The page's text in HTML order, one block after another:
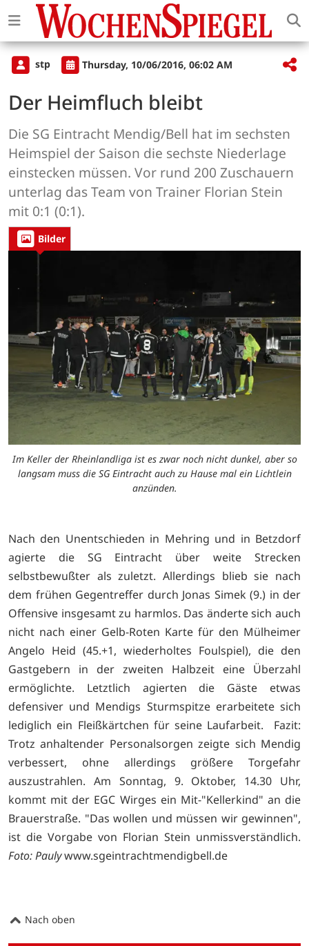
stp Thursday, 10/06/2016, 06:02 AM
Der Heimfluch bleibt
Die SG Eintracht Mendig/Bell hat im sechsten
Heimspiel der Saison die sechste Niederlage
einstecken müssen. Vor rund 200 Zuschauern
unterlag das Team von Trainer Florian Stein
mit 0:1 (0:1).
Bilder
Im Keller der Rheinlandliga ist es zwar noch nicht dunkel, aber so
langsam muss die SG Eintracht auch zu Hause mal ein Lichtlein
anzünden.
Nach den Unentschieden in Mehring und in Betzdorf
agierte die SG Eintracht über weite Strecken
selbstbewußter als zuletzt. Allerdings blieb sie nach
dem frühen Gegentreffer durch Jonas Simek (9.) in der
Offensive insgesamt zu harmlos. Das änderte sich auch
nicht nach einer Gelb-Roten Karte für den Mülheimer
Angelo Heid (45.+1, wiederholtes Foulspiel), die den
Gastgebern in der zweiten Halbzeit eine Überzahl
ermöglichte. Letztlich agierten die Gäste etwas
defensiver und Mendigs Sturmspitze erarbeitete sich
lediglich ein Fleißkärtchen für seine Laufarbeit. Fazit:
Trotz anhaltender Personalsorgen zeigte sich Mendig
verbessert, ohne allerdings größere Torgefahr
auszustrahlen. Am Sonntag, 9. Oktober, 14.30 Uhr,
kommt mit der EGC Wirges ein Mit-"Kellerkind" an die
Brauerstraße. "Das wollen und müssen wir gewinnen",
ist die Vorgabe von Florian Stein unmissverständlich.
Foto: Paulywww.sgeintrachtmendigbell.de
Nach oben